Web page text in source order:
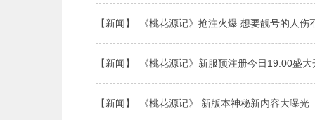
【新闻】 《桃花源记》抢注火爆 想要靓号的人伤
【新闻】 《桃花源记》新服预注册今日19:00盛大
【新闻】 《桃花源记》 新版本神秘新内容大曝光